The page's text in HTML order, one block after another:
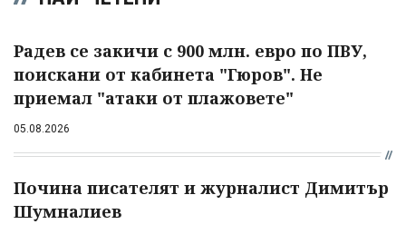
Радев се закичи с 900 млн. евро по ПВУ,
поискани от кабинета "Гюров". Не
приемал "атаки от плажовете"
05.08.2026
Почина писателят и журналист Димитър
Шумналиев